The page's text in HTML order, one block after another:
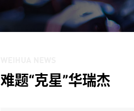
难题“克星”华瑞杰